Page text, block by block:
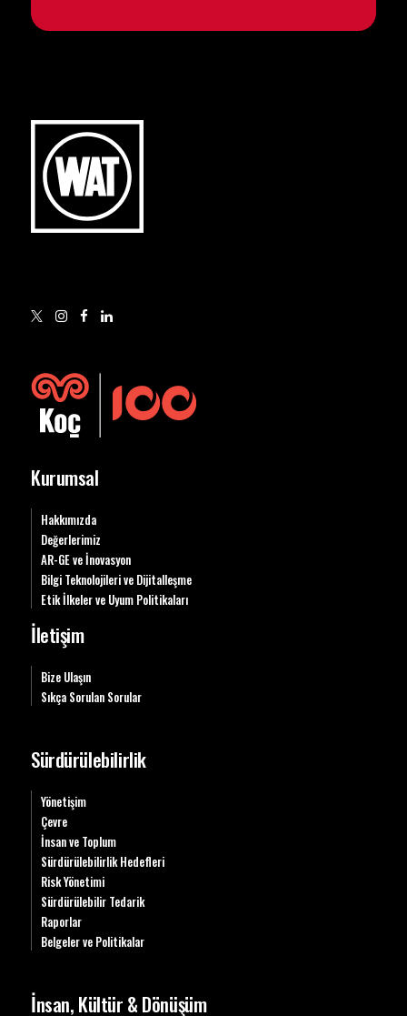
Kurumsal
Hakkımızda
Değerlerimiz
AR-GE ve İnovasyon
Bilgi Teknolojileri ve Dijitalleşme
Etik İlkeler ve Uyum Politikaları
İletişim
Bize Ulaşın
Sıkça Sorulan Sorular
Sürdürülebilirlik
Yönetişim
Çevre
İnsan ve Toplum
Sürdürülebilirlik Hedefleri
Risk Yönetimi
Sürdürülebilir Tedarik
Raporlar
Belgeler ve Politikalar
İnsan, Kültür & Dönüşüm